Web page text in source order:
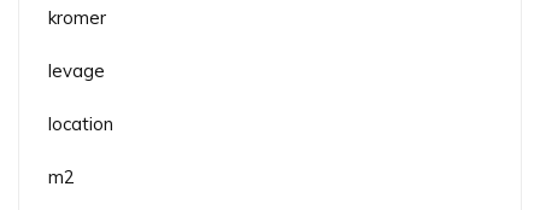
kromer
levage
location
m2